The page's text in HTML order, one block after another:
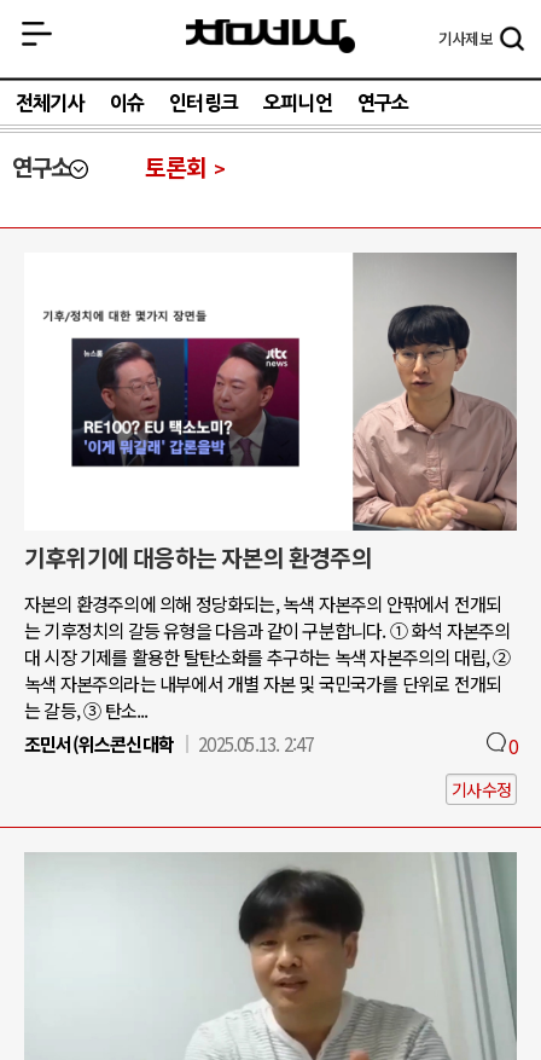
기사제보
전체기사 이슈 인터링크 오피니언 연구소
연구소 토론회
기후위기에 대응하는 자본의 환경주의
자본의 환경주의에 의해 정당화되는, 녹색 자본주의 안팎에서 전개되
는 기후정치의 갈등 유형을 다음과 같이 구분합니다. ① 화석 자본주의
대 시장 기제를 활용한 탈탄소화를 추구하는 녹색 자본주의의 대립, ②
녹색 자본주의라는 내부에서 개별 자본 및 국민국가를 단위로 전개되
는 갈등, ③ 탄소...
조민서(위스콘신대학
2025.05.13. 2:47 0
기사수정